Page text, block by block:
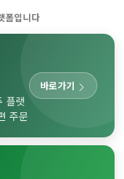
폼입니다
플랫
주문
바로가기